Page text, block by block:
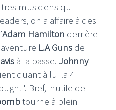
musiciens qui
on a affaire à des
Adam Hamilton derrière
L.A Guns de
à la basse. Johnny
quant à lui la 4
Bref, inutile de
tourne à plein